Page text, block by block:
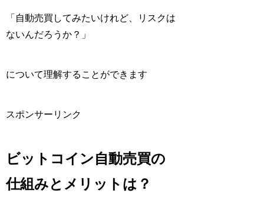
「自動売買してみたいけれど、リスクは
ないんだろうか？」
について理解することができます
スポンサーリンク
ビットコイン自動売買の
仕組みとメリットは？